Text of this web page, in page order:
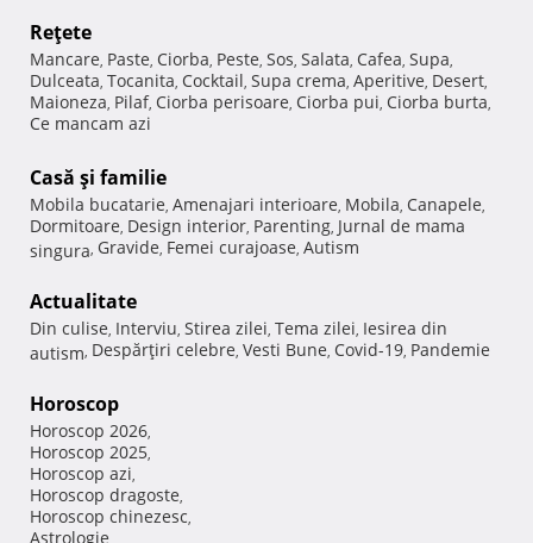
Reţete
Mancare, Paste, Ciorba, Peste, Sos, Salata, Cafea, Supa,
Dulceata, Tocanita, Cocktail, Supa crema, Aperitive, Desert,
Maioneza, Pilaf, Ciorba perisoare, Ciorba pui, Ciorba burta,
Ce mancam azi
Casă şi familie
Mobila bucatarie, Amenajari interioare, Mobila, Canapele,
Dormitoare, Design interior, Parenting, Jurnal de mama
singura, Gravide, Femei curajoase, Autism
Actualitate
Din culise, Interviu, Stirea zilei, Tema zilei, Iesirea din
autism, Despărţiri celebre, Vesti Bune, Covid-19, Pandemie
Horoscop
Horoscop 2026,
Horoscop 2025,
Horoscop azi,
Horoscop dragoste,
Horoscop chinezesc,
Astrologie